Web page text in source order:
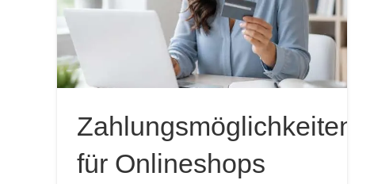
Zahlungsmöglichkeiten
für Onlineshops